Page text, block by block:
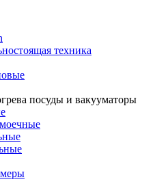
техника
посуды и вакууматоры